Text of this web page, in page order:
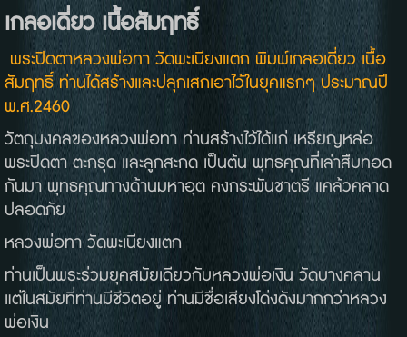
เกลอเดี่ยว เนื้อสัมฤทธิ์
พระปิดตาหลวงพ่อทา วัดพะเนียงแตก พิมพ์เกลอเดี่ยว เนื้อ
สัมฤทธิ์ ท่านได้สร้างและปลุกเสกเอาไว้ในยุคแรกๆ ประมาณปี
พ.ศ.2460
วัตถุมงคลของหลวงพ่อทา ท่านสร้างไว้ได้แก่ เหรียญหล่อ
พระปิดตา ตะกรุด และลูกสะกด เป็นต้น พุทธคุณที่เล่าสืบทอด
กันมา พุทธคุณทางด้านมหาอุต คงกระพันชาตรี แคล้วคลาด
ปลอดภัย
หลวงพ่อทา วัดพะเนียงแตก
ท่านเป็นพระร่วมยุคสมัยเดียวกับหลวงพ่อเงิน วัดบางคลาน
แต่ในสมัยที่ท่านมีชีวิตอยู่ ท่านมีชื่อเสียงโด่งดังมากกว่าหลวง
พ่อเงิน